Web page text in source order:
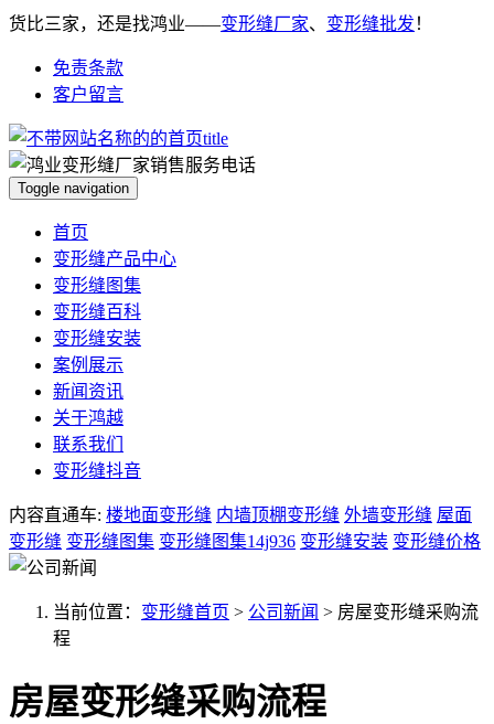
货比三家，还是找鸿业——变形缝厂家、 变形缝批发 ！
免责条款
客户留言
Toggle navigation
首页
变形缝产品中心
变形缝图集
变形缝百科
变形缝安装
案例展示
新闻资讯
关于鸿越
联系我们
变形缝抖音
内容直通车: 楼地面变形缝 内墙顶棚变形缝 外墙变形缝 屋面
变形缝 变形缝图集 变形缝图集14j936 变形缝安装 变形缝价格
当前位置： 变形缝首页 > 公司新闻 > 房屋变形缝采购流
程
房屋变形缝采购流程